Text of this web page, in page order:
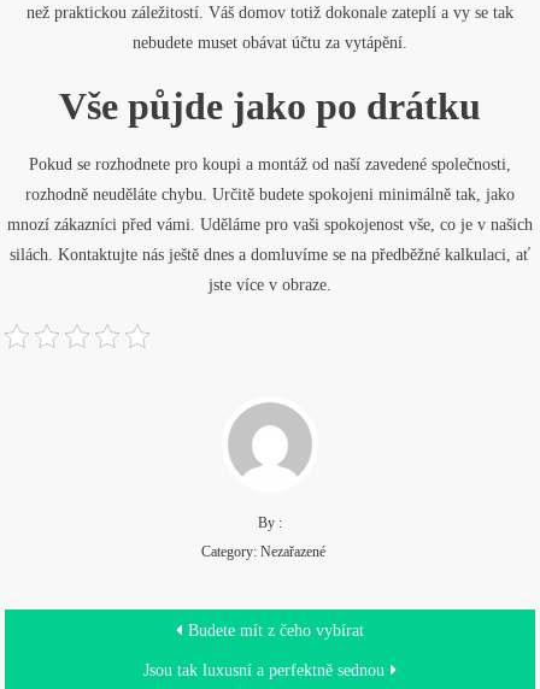
než praktickou záležitostí. Váš domov totiž dokonale zateplí a vy se tak
nebudete muset obávat účtu za vytápění.
Vše půjde jako po drátku
Pokud se rozhodnete pro koupi a montáž od naší zavedené společnosti,
rozhodně neuděláte chybu. Určitě budete spokojeni minimálně tak, jako
mnozí zákazníci před vámi. Uděláme pro vaši spokojenost vše, co je v našich
silách. Kontaktujte nás ještě dnes a domluvíme se na předběžné kalkulaci, ať
jste více v obraze.
By :
Category: Nezařazené
Budete mít z čeho vybírat
Jsou tak luxusní a perfektně sednou